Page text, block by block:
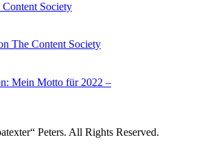
Society
The Content Society
Mein Motto für 2022 –
Peters. All Rights Reserved.